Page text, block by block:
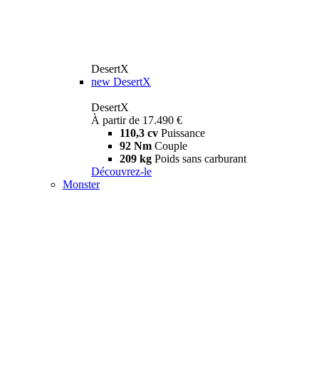
DesertX
new DesertX
DesertX
À partir de 17.490 €
110,3 cv Puissance
92 Nm Couple
209 kg Poids sans carburant
Découvrez-le
Monster